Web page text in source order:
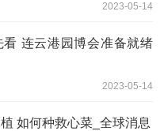
2023-05-14
看 连云港园博会准备就绪
2023-05-14
如何种救心菜_全球消息